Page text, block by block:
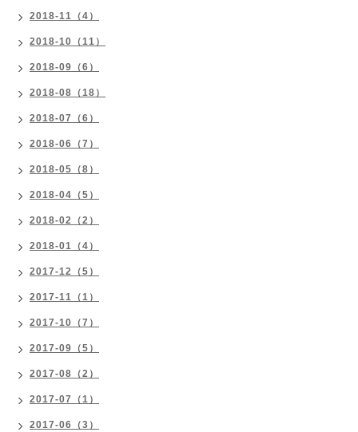
2018-11（4）
2018-10（11）
2018-09（6）
2018-08（18）
2018-07（6）
2018-06（7）
2018-05（8）
2018-04（5）
2018-02（2）
2018-01（4）
2017-12（5）
2017-11（1）
2017-10（7）
2017-09（5）
2017-08（2）
2017-07（1）
2017-06（3）